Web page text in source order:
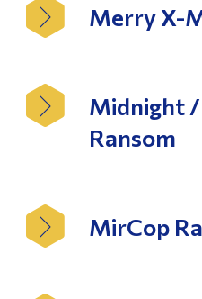
Merry X-
Midnight
Ransom
MirCop